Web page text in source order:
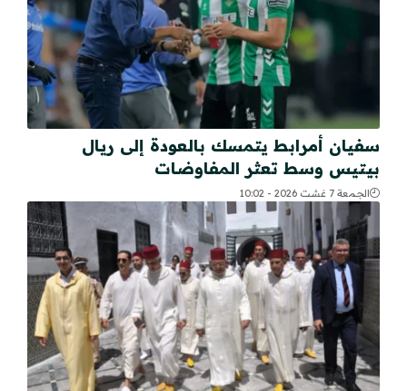
سفيان أمرابط يتمسك بالعودة إلى ريال
بيتيس وسط تعثر المفاوضات
الجمعة 7 غشت 2026 - 10:02